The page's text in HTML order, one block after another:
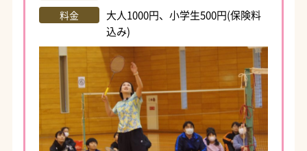
料金
大人1000円、小学生500円(保険料
込み)